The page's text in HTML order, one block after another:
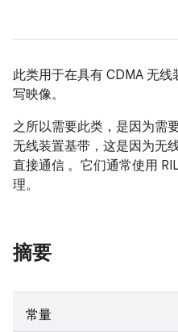
此类用于在具有 CDMA 无线
写映像。
之所以需要此类，是因为需
无线装置基带，这是因为无
直接通信 。它们通常使用
理。
摘要
常量